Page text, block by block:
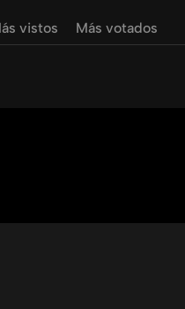
el canal 82.7 Destel y
vistos Más votados